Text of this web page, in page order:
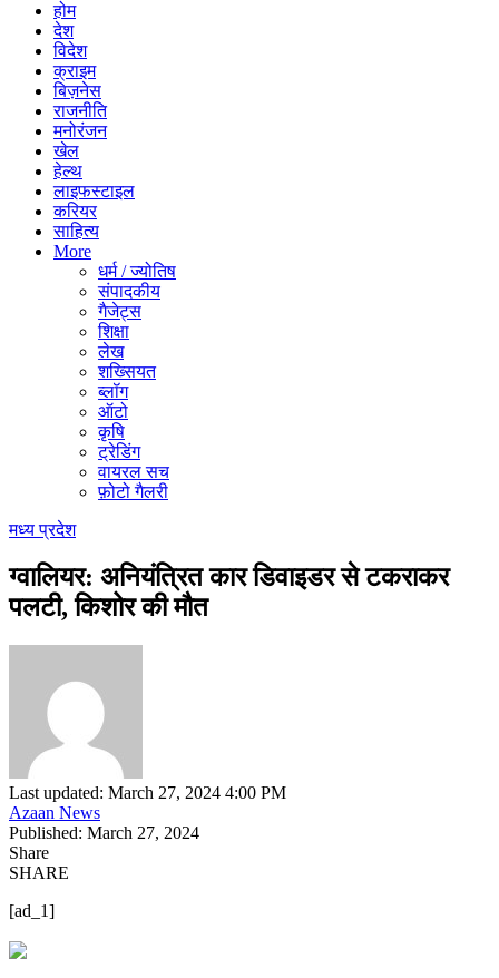
होम
देश
विदेश
क्राइम
बिज़नेस
राजनीति
मनोरंजन
खेल
हेल्थ
लाइफस्टाइल
करियर
साहित्य
More
धर्म / ज्योतिष
संपादकीय
गैजेट्स
शिक्षा
लेख
शख्सियत
ब्लॉग
ऑटो
कृषि
ट्रेडिंग
वायरल सच
फ़ोटो गैलरी
मध्य प्रदेश
ग्वालियर: अनियंत्रित कार डिवाइडर से टकराकर
पलटी, किशोर की मौत
Last updated: March 27, 2024 4:00 PM
Azaan News
Published: March 27, 2024
Share
SHARE
[ad_1]